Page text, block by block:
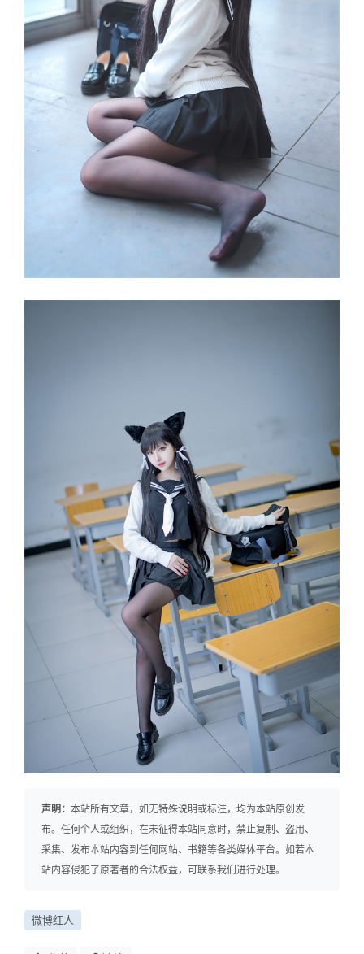
声明： 本站所有文章，如无特殊说明或标注，均为本站原创发
布。任何个人或组织，在未征得本站同意时，禁止复制、盗用、
采集、发布本站内容到任何网站、书籍等各类媒体平台。如若本
站内容侵犯了原著者的合法权益，可联系我们进行处理。
微博红人